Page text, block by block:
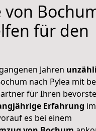
für den
Jahren
nach Pylea mit
für Ihren
Erfahrung im
es bei einem